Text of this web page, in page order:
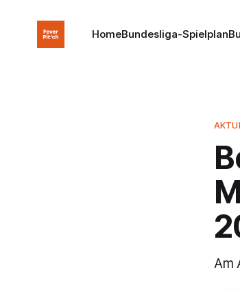
HomeBundesliga-Spielplan
Am